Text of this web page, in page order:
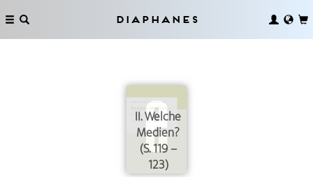
Diaphanes
II. Welche
Medien?
(S. 119 –
123)